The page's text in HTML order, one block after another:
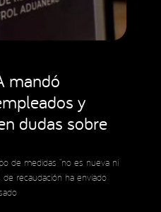
mandó
y
dudas sobre
de medidas “no es nueva ni
de recaudación ha enviado